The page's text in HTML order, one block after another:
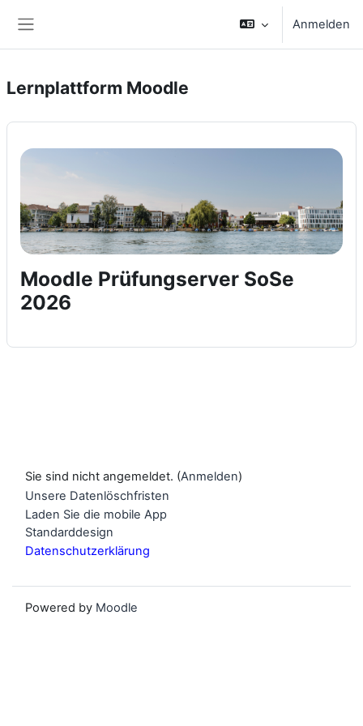
Anmelden
Lernplattform Moodle
Moodle Prüfungserver SoSe
2026
Sie sind nicht angemeldet. (Anmelden)
Unsere Datenlöschfristen
Laden Sie die mobile App
Standarddesign
Datenschutzerklärung
Powered by Moodle